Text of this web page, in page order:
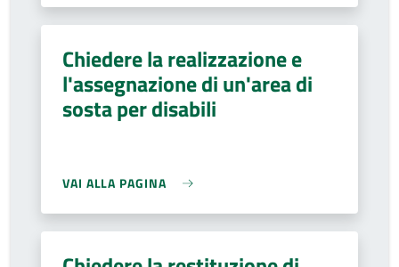
Chiedere la realizzazione e
l'assegnazione di un'area di
sosta per disabili
VAI ALLA PAGINA